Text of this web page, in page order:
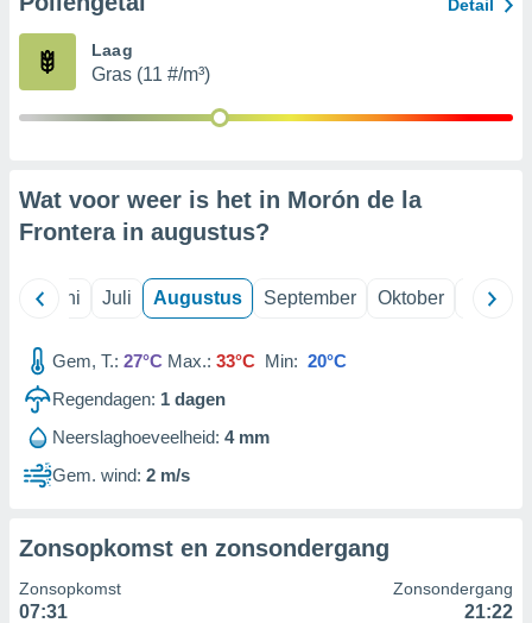
partners
Detail
Laag
Gras (11 #/m³)
Wat voor weer is het in Morón de la
Frontera in augustus?
Juni Juli Augustus September Oktober
Gem, T.: 27°C Max.: 33°C Min: 20°C
Regendagen: 1 dagen
Neerslaghoeveelheid: 4 mm
Gem. wind: 2 m/s
Zonsopkomst en zonsondergang
Zonsopkomst
07:31
Zonsondergang
21:22